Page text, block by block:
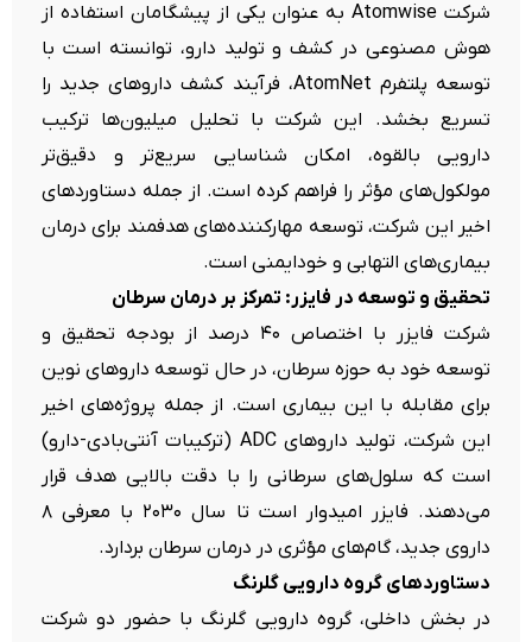
شرکت Atomwise به عنوان یکی از پیشگامان استفاده از
هوش مصنوعی در کشف و تولید دارو، توانسته است با
توسعه پلتفرم AtomNet، فرآیند کشف داروهای جدید را
تسریع بخشد. این شرکت با تحلیل میلیون‌ها ترکیب
دارویی بالقوه، امکان شناسایی سریع‌تر و دقیق‌تر
مولکول‌های مؤثر را فراهم کرده است. از جمله دستاوردهای
اخیر این شرکت، توسعه مهارکننده‌های هدفمند برای درمان
بیماری‌های التهابی و خودایمنی است.
تحقیق و توسعه در فایزر: تمرکز بر درمان سرطان
شرکت فایزر با اختصاص ۴۰ درصد از بودجه تحقیق و
توسعه خود به حوزه سرطان، در حال توسعه داروهای نوین
برای مقابله با این بیماری است. از جمله پروژه‌های اخیر
این شرکت، تولید داروهای ADC (ترکیبات آنتی‌بادی-دارو)
است که سلول‌های سرطانی را با دقت بالایی هدف قرار
می‌دهند. فایزر امیدوار است تا سال ۲۰۳۰ با معرفی ۸
داروی جدید، گام‌های مؤثری در درمان سرطان بردارد.
دستاوردهای گروه دارویی گلرنگ
در بخش داخلی، گروه دارویی گلرنگ با حضور دو شرکت